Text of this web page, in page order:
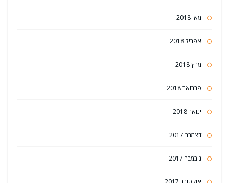
מאי 2018
אפריל 2018
מרץ 2018
פברואר 2018
ינואר 2018
דצמבר 2017
נובמבר 2017